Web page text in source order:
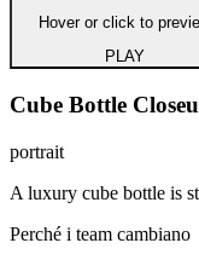
Hover or click to
PLAY
Cube Bottle
portrait
A luxury cube bottle is
Perché i team cambiano